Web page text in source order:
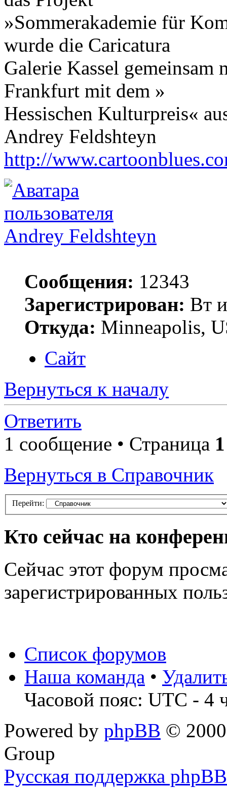
»Sommerakademie für
wurde die Caricatura
Galerie Kassel gemeinsam
Frankfurt mit dem »
Hessischen Kulturpreis«
Andrey Feldshteyn
http://
Andrey Feldshteyn
Сообщения: 12343
Зарегистрирован: Вт
Откуда: Minneapolis,
Сайт
Вернуться к началу
Ответить
1 сообщение • Страница 1
Вернуться в Справочник
Перейти:
Кто сейчас на
Сейчас этот форум
зарегистрированных
Список форумов
Наша команда •
Часовой пояс: UTC - 4
Powered by phpBB ©
Group
Русская поддержка phpBB